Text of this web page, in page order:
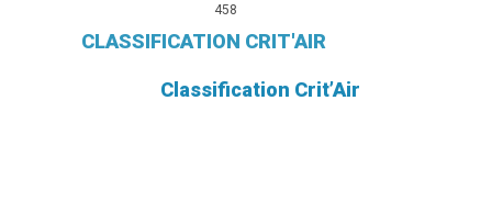
458
CLASSIFICATION CRIT'AIR
Classification Crit’Air